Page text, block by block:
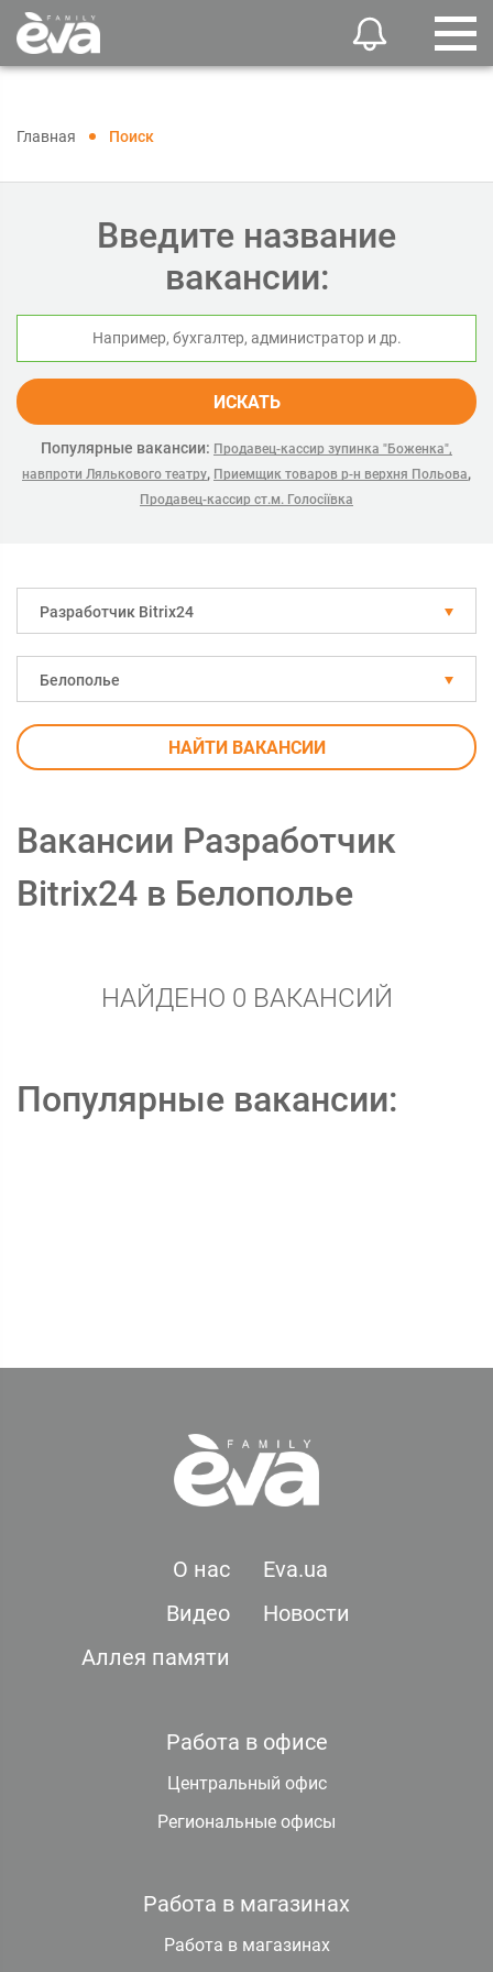
Главная Поиск
Введите название
вакансии:
ИСКАТЬ
Популярные вакансии: Продавец-кассир зупинка "Боженка",
навпроти Лялькового театру, Приемщик товаров р-н верхня Польова,
Продавец-кассир ст.м. Голосіївка
Разработчик Bitrix24
Белополье
НАЙТИ ВАКАНСИИ
Вакансии Разработчик
Bitrix24 в Белополье
НАЙДЕНО 0 ВАКАНСИЙ
Популярные вакансии:
О нас
Eva.ua
Видео
Новости
Аллея памяти
Работа в офисе
Центральный офис
Региональные офисы
Работа в магазинах
Работа в магазинах